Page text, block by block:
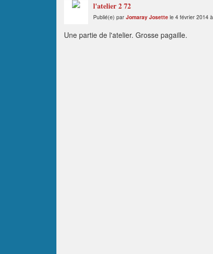
l'atelier 2 72
Publié(e) par Jomaray Josette le 4 février 2014
Une partie de l'atelier. Grosse pagaille.